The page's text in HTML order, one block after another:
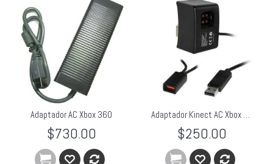
Adaptador AC Xbox 360
$730.00
Adaptador Kinect AC Xbox 360 Fat
$250.00